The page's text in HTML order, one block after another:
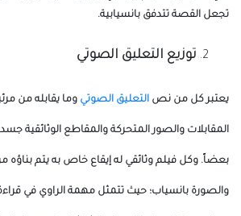
تجعل القصة تتدفق بانسيابية.
توزيع التعليق الصوتي
يعتبر كل من نص التعليق الصوتي وما يقابله من
المقابلات والصور المتحركة والمقاطع الوثائقية
بعضاً. وكل فيلم وثائقي له إيقاع خاص به يتم بناؤه
والصورة بانسياب؛ حيث تتمثل مهمة الراوي في